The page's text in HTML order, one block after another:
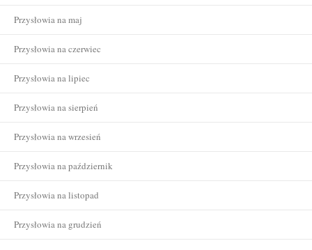
Przysłowia na maj
Przysłowia na czerwiec
Przysłowia na lipiec
Przysłowia na sierpień
Przysłowia na wrzesień
Przysłowia na październik
Przysłowia na listopad
Przysłowia na grudzień